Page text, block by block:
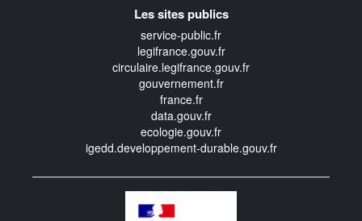
Les sites publics
service-public.fr
legifrance.gouv.fr
circulaire.legifrance.gouv.fr
gouvernement.fr
france.fr
data.gouv.fr
ecologie.gouv.fr
igedd.developpement-durable.gouv.fr